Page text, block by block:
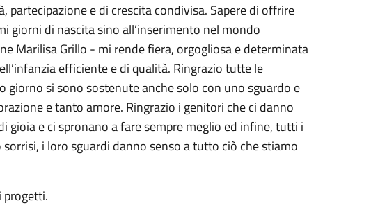
e di crescita condivisa. Sapere di offrire
giorni di nascita sino all’inserimento nel mondo
Marilisa Grillo - mi rende fiera, orgogliosa e determinata
efficiente e di qualità. Ringrazio tutte le
giorno si sono sostenute anche solo con uno sguardo e
e tanto amore. Ringrazio i genitori che ci danno
gioia e ci spronano a fare sempre meglio ed infine, tutti i
i loro sguardi danno senso a tutto ciò che stiamo